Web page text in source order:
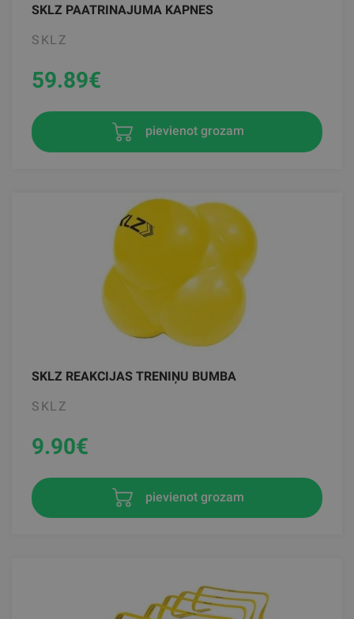
SKLZ PAATRINAJUMA KAPNES
SKLZ
59.89€
pievienot grozam
SKLZ REAKCIJAS TRENIŅU BUMBA
SKLZ
9.90€
pievienot grozam